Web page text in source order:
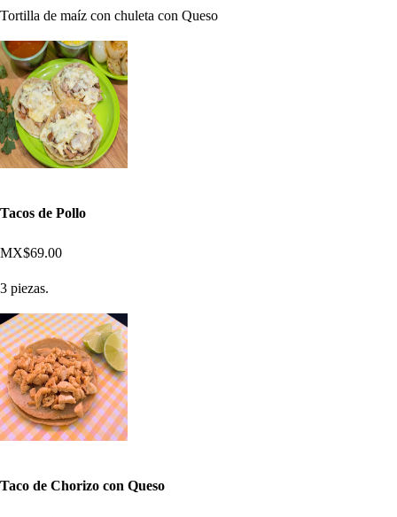
Tortilla de maíz con chuleta con Queso
Tacos de Pollo
MX$69.00
3 piezas.
Taco de Chorizo con Queso